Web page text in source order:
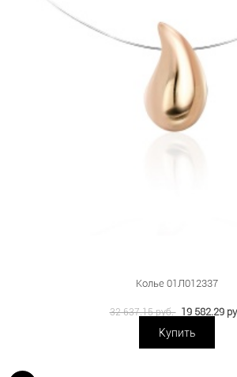
Колье 01Л012337
32 637.15 руб. 19 582.29
Купить